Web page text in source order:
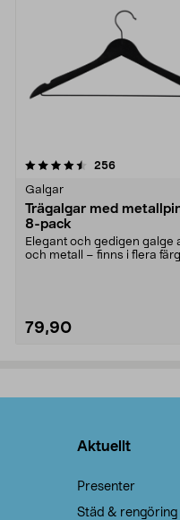
256recensioner
Galgar
Trägalgar med
8-pack
Elegant och gedigen galge
och metall – finns i flera
79,90
4.0av 5 stjärnor
Aktuellt
Presenter
Städ & rengöring